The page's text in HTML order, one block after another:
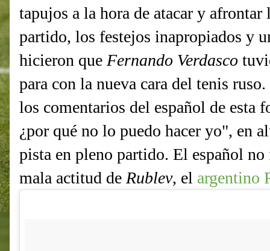
tapujos a la hora de atacar y
partido, los festejos inapropiados y
hicieron que Fernando Verdasco
para con la nueva cara del tenis
los comentarios del español de esta
¿por qué no lo puedo hacer yo", en
pista en pleno partido. El español
mala actitud de Rublev, el argentino